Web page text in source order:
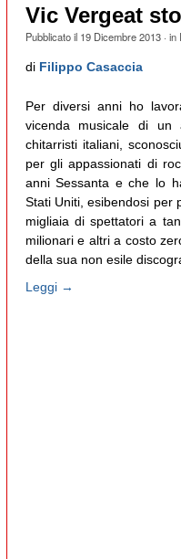
Vic Vergeat
Pubblicato il 19 Dicembre 2013· in
di Filippo Casaccia
Per diversi anni ho
vicenda musicale di un
chitarristi italiani,
per gli appassionati di
anni Sessanta e che lo
Stati Uniti, esibendosi per
migliaia di spettatori a
milionari e altri a costo
della sua non esile
Leggi →